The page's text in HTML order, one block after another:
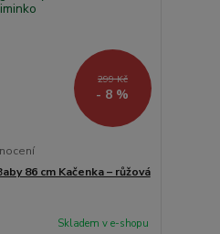
299 Kč
- 8 %
86 cm Kačenka – růžová
Skladem v e-shopu